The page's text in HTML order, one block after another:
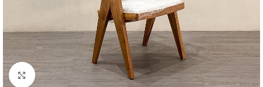
Click to enlarge